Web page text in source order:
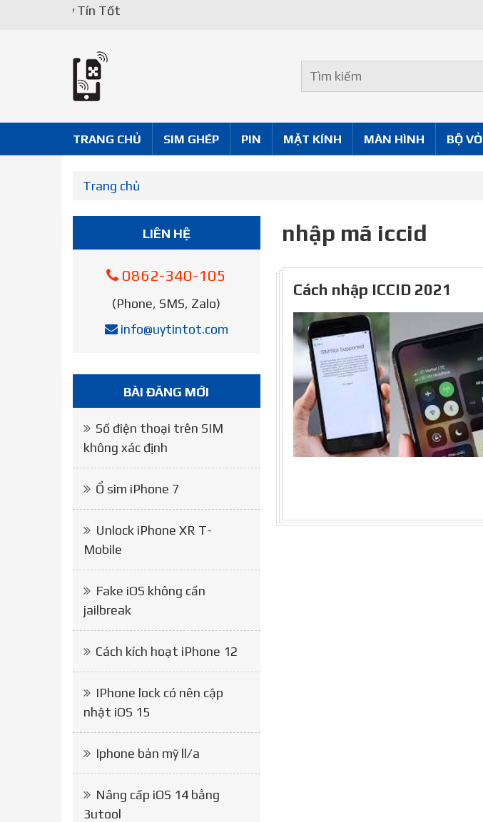
Uy Tín Tốt
TRANG CHỦ SIM GHÉP PIN MẶT KÍNH MÀN HÌNH BỘ VỎ
Trang chủ
nhập mã iccid
Cách nhập ICCID 2021
LIÊN HỆ
0862-340-105
(Phone, SMS, Zalo)
info@uytintot.com
BÀI ĐĂNG MỚI
Số điện thoại trên SIM
không xác định
Ổ sim iPhone 7
Unlock iPhone XR T-
Mobile
Fake iOS không cần
jailbreak
Cách kích hoạt iPhone 12
IPhone lock có nên cập
nhật iOS 15
Iphone bản mỹ ll/a
Nâng cấp iOS 14 bằng
3utool